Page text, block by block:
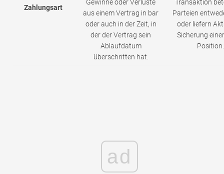
Zahlungsart
Gewinne oder Verluste
aus einem Vertrag in bar
oder auch in der Zeit, in
der der Vertrag sein
Ablaufdatum
überschritten hat.
Transaktion
Parteien
oder liefern
Sicherung
Position.
ad